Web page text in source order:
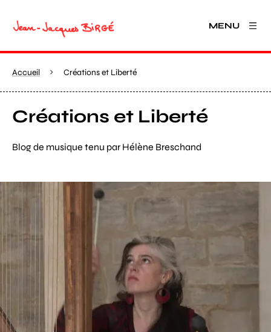
MENU
Accueil Créations et Liberté
Créations et Liberté
Blog de musique tenu par Hélène Breschand